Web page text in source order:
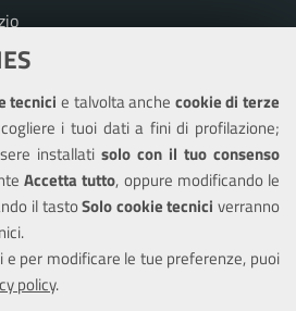
tecnicie talvolta anche cookie di terze
i tuoi dati a fini di profilazione;
installati solo con il tuo consenso
Accetta tutto, oppure modificando le
il tastoSolo cookie tecnici verranno
per modificare le tue preferenze, puoi
policy.
del sito